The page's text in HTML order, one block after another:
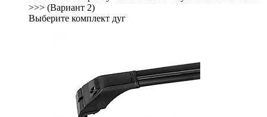
>>> (Вариант 2)
Выберите комплект дуг